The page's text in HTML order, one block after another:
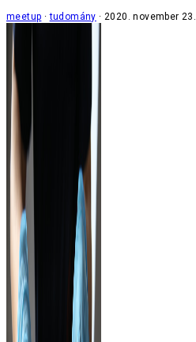
meetup tudomány 2020. november 23.